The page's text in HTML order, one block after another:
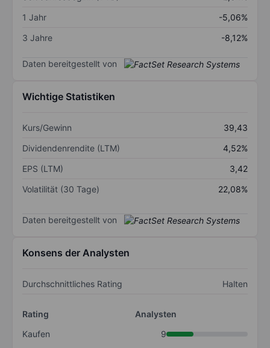
1 Jahr
-5,06%
3 Jahre
-8,12%
Daten bereitgestellt von
Wichtige Statistiken
Kurs/Gewinn
39,43
Dividendenrendite (LTM)
4,52%
EPS (LTM)
3,42
Volatilität (30 Tage)
22,08%
Daten bereitgestellt von
Konsens der Analysten
Durchschnittliches Rating Halten
Rating
Analysten
Kaufen
9